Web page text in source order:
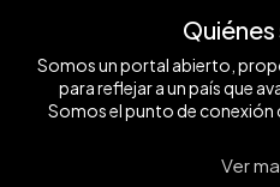
Somos un portal abierto,
para reflejar a un país que
Somos el punto de conexión
Ver